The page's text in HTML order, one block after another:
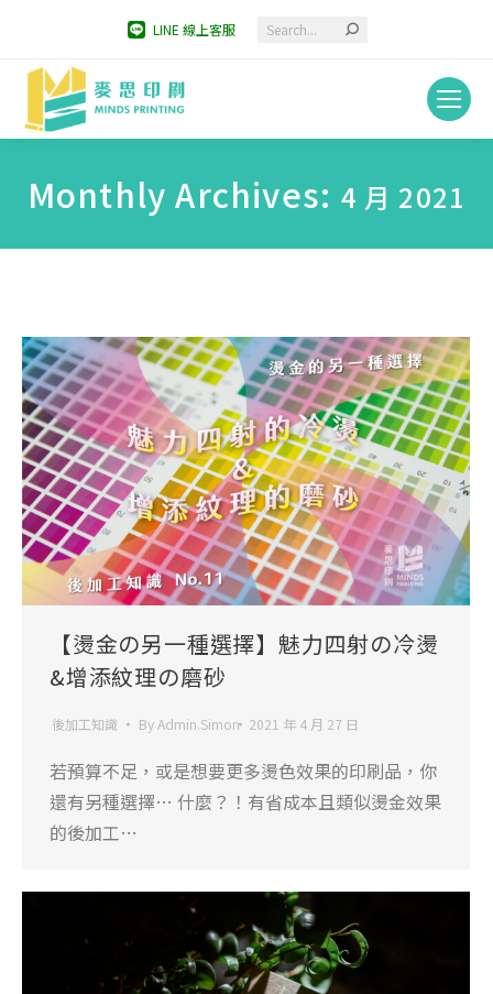
LINE 線上客服 Search:
Monthly Archives: 4 月 2021
【燙金の另一種選擇】魅力四射の冷燙
&增添紋理の磨砂
後加工知識 ByAdmin.Simon 2021 年 4 月 27 日
若預算不足，或是想要更多燙色效果的印刷品，你
還有另種選擇… 什麼？！有省成本且類似燙金效果
的後加工…